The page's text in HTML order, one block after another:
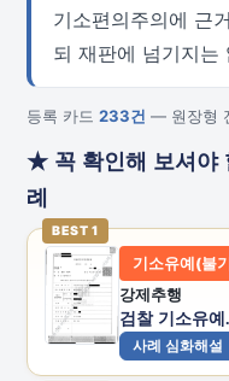
기소편의주의에 근
되 재판에 넘기지는
등록 카드 233건 — 원장형
★ 꼭 확인해 보셔야
례
BEST 1
기소유예(불
강제추행
검찰 기소유
사례 심화해설